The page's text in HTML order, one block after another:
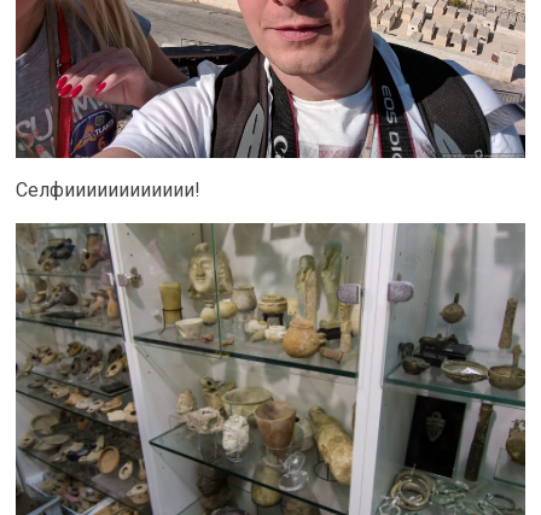
Селфииииииииииии!